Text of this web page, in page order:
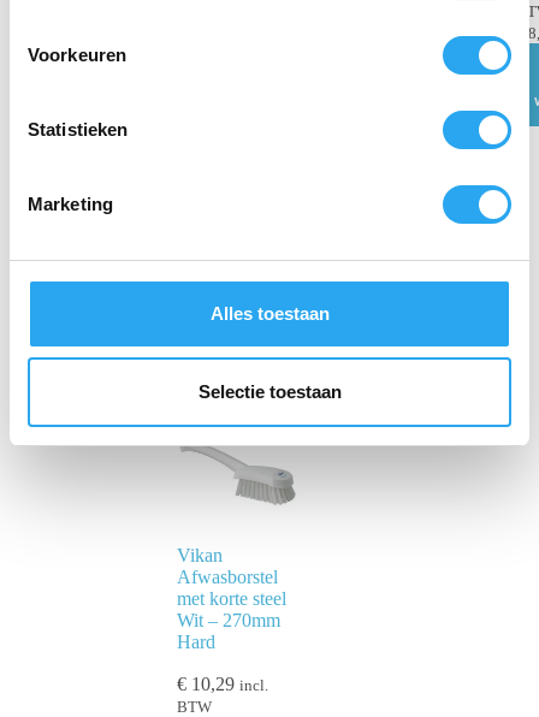
t
Voorkeuren
Statistieken
Marketing
Alles toestaan
Selectie toestaan
Vikan
Afwasborstel
met korte steel
Wit – 270mm
Hard
€10,29 incl.
BTW